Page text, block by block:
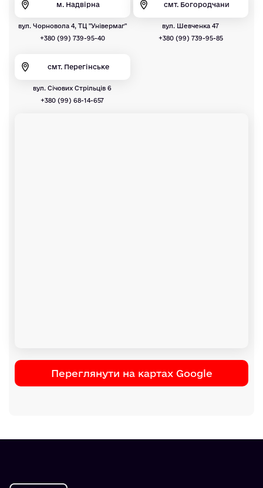
м. Надвірна
вул. Чорновола 4, ТЦ "Універмаг"
+380 (99) 739-95-40
смт. Богородчани
вул. Шевченка 47
+380 (99) 739-95-85
смт. Перегінське
вул. Січових Стрільців 6
+380 (99) 68-14-657
Переглянути на картах Google